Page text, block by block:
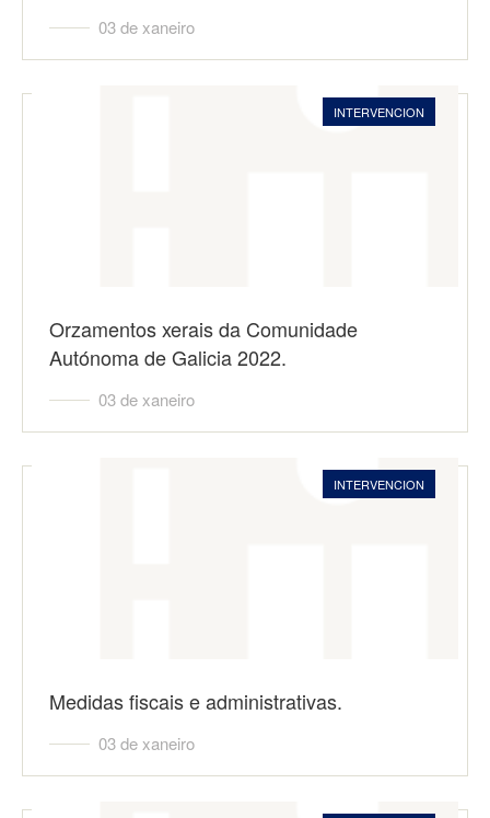
03 de xaneiro
INTERVENCION
Orzamentos xerais da Comunidade
Autónoma de Galicia 2022.
03 de xaneiro
INTERVENCION
Medidas fiscais e administrativas.
03 de xaneiro